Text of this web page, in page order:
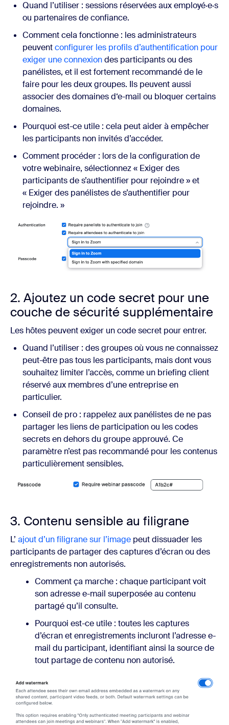
Quand l’utiliser : sessions réservées aux employé·e·s
ou partenaires de confiance.
Comment cela fonctionne : les administrateurs
peuventconfigurer les profils d’authentification pour
exiger une connexiondes participants ou des
panélistes, et il est fortement recommandé de le
faire pour les deux groupes. Ils peuvent aussi
associer des domaines d‘e-mail ou bloquer certains
domaines.
Pourquoi est-ce utile : cela peut aider à empêcher
les participants non invités d’accéder.
Comment procéder : lors de la configuration de
votre webinaire, sélectionnez « Exiger des
participants de s’authentifier pour rejoindre » et
« Exiger des panélistes de s’authentifier pour
rejoindre. »
2. Ajoutez un code secret pour une
couche de sécurité supplémentaire
Les hôtes peuvent exiger un code secret pour entrer.
Quand l’utiliser : des groupes où vous ne connaissez
peut-être pas tous les participants, mais dont vous
souhaitez limiter l’accès, comme un briefing client
réservé aux membres d’une entreprise en
particulier.
Conseil de pro : rappelez aux panélistes de ne pas
partager les liens de participation ou les codes
secrets en dehors du groupe approuvé. Ce
paramètre n’est pas recommandé pour les contenus
particulièrement sensibles.
3. Contenu sensible au filigrane
L’ ajout d’un filigrane sur l’image peut dissuader les
participants de partager des captures d’écran ou des
enregistrements non autorisés.
Comment ça marche : chaque participant voit
son adresse e-mail superposée au contenu
partagé qu’il consulte.
Pourquoi est-ce utile : toutes les captures
d’écran et enregistrements incluront l’adresse e-
mail du participant, identifiant ainsi la source de
tout partage de contenu non autorisé.